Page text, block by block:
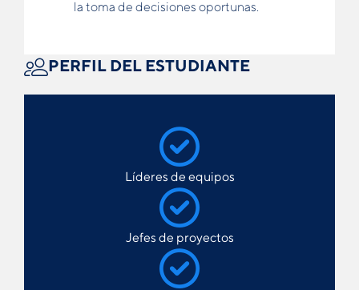
la toma de decisiones oportunas.
PERFIL DEL ESTUDIANTE
Líderes de equipos
Jefes de proyectos